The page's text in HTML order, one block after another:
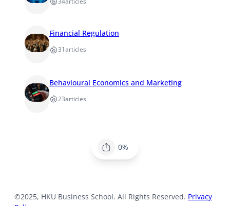
Financial Regulation
31articles
Behavioural Economics and Marketing
23articles
0%
©2025, HKU Business School. All Rights Reserved. Privacy